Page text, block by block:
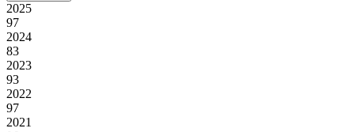
2025
97
2024
83
2023
93
2022
97
2021